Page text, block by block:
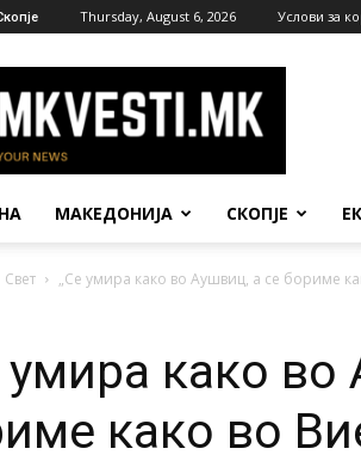
Thursday, August 6, 2026 Услови за
МАКЕДОНИЈА СКОПЈЕ
Свет „Се умира како во Аушвиц, а се бориме
умира како во
како во